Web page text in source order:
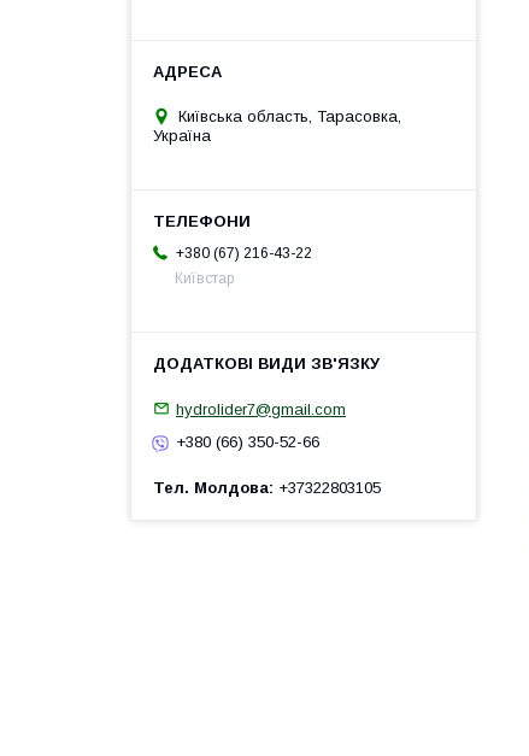
Київська область, Тарасовка,
Україна
+380 (67) 216-43-22
Київстар
hydrolider7@gmail.com
+380 (66) 350-52-66
Тел. Молдова +37322803105